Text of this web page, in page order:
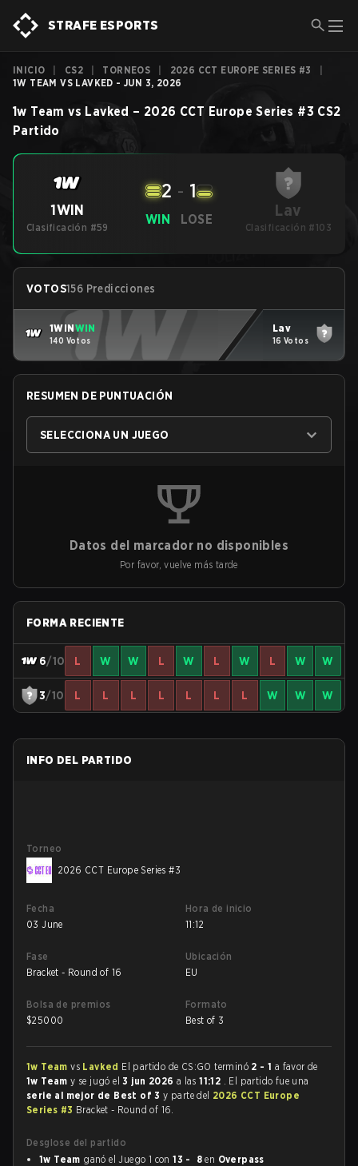
STRAFE ESPORTS
INICIO CS2 TORNEOS 2026 CCT EUROPE SERIES #3
1W TEAM VS LAVKED - JUN 3, 2026
1w Team vs Lavked – 2026 CCT Europe Series #3 CS2
Partido
1WIN
Clasificación #59
WIN
2 - 1
LOSE Lav
Clasificación #103
VOTOS156 Predicciones
1WINWIN
140 Votos
Lav
16 Votos
RESUMEN DE PUNTUACIÓN
SELECCIONA UN JUEGO
Datos del marcador no disponibles
Por favor, vuelve más tarde
FORMA RECIENTE
6/10 L W W L W L W L W W
3/10 L L L L L L L W W W
INFO DEL PARTIDO
Torneo
2026 CCT Europe Series #3
Fecha
03 June
Hora de inicio
11:12
Fase
Bracket - Round of 16
Ubicación
EU
Bolsa de premios
$25000
Formato
Best of 3
1w Teamvs Lavked El partido de CS:GO terminó 2 - 1 a favor de
1w Teamy se jugó el3 jun 2026 a las11:12 . El partido fue una
serie al mejor de Best of 3y parte del 2026 CCT Europe
Series #3 Bracket - Round of 16.
Desglose del partido
1w Team ganó el Juego 1 con13 - 8 en Overpass